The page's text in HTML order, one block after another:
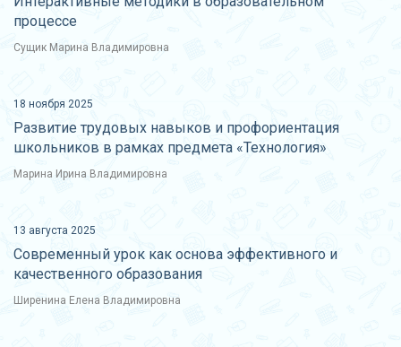
процессе
Сущик Марина Владимировна
18 ноября 2025
Развитие трудовых навыков и профориентация
школьников в рамках предмета «Технология»
Марина Ирина Владимировна
13 августа 2025
Современный урок как основа эффективного и
качественного образования
Ширенина Елена Владимировна